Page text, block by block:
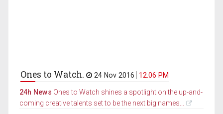
Ones to Watch. 24 Nov 2016 12.06 PM
24h News Ones to Watch shines a spotlight on the up-and-
coming creative talents set to be the next big names...